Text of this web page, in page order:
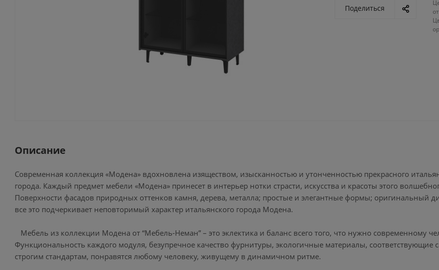
Поделиться
Описание
Современная коллекция «Модена» вдохновлена изяществом, изысканностью и утонченностью прекрасного
города. Каждый предмет мебели «Модена» принесет в интерьер нотки страсти, искусства и красоты этого
Поверхности фасадов природных оттенков камня, дерева, металла; простые и элегантные формы; оригинальный
все это подчеркивает неповторимый характер итальянского города Модена.
Мебель из коллекции Модена от “Мебель-Неман” – это эклектика и баланс всего того, что нужно современному
Функциональность каждого модуля, безупречное качество фурнитуры, экологичные материалы, соответствующие
строгим стандартам, понравятся любому человеку, живущему в динамичном ритме.